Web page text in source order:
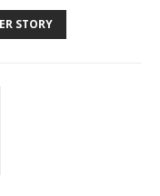
STORY